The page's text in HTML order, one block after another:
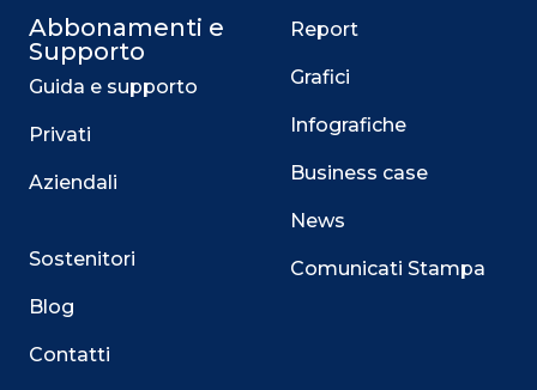
Abbonamenti e
Supporto
Guida e supporto
Privati
Aziendali
Sostenitori
Blog
Contatti
Report
Grafici
Infografiche
Business case
News
Comunicati Stampa